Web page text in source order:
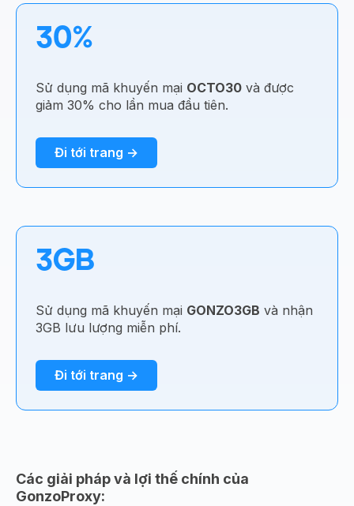
30%
Sử dụng mã khuyến mại OCTO30 và được
giảm 30% cho lần mua đầu tiên.
Đi tới trang →
3GB
Sử dụng mã khuyến mại GONZO3GB và nhận
3GB lưu lượng miễn phí.
Đi tới trang →
Các giải pháp và lợi thế chính của
GonzoProxy: